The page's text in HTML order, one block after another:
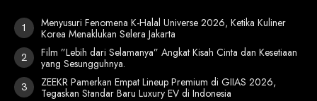
Menyusuri Fenomena K-Halal Universe 2026, Ketika Kuliner
Korea Menaklukan Selera Jakarta
Film ”Lebih dari Selamanya” Angkat Kisah Cinta dan Kesetiaan
yang Sesungguhnya.
ZEEKR Pamerkan Empat Lineup Premium di GIIAS 2026,
Tegaskan Standar Baru Luxury EV di Indonesia